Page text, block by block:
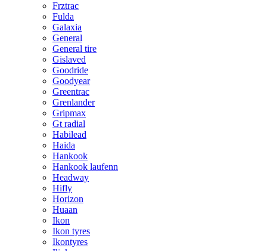
Frztrac
Fulda
Galaxia
General
General tire
Gislaved
Goodride
Goodyear
Greentrac
Grenlander
Gripmax
Gt radial
Habilead
Haida
Hankook
Hankook laufenn
Headway
Hifly
Horizon
Huaan
Ikon
Ikon tyres
Ikontyres